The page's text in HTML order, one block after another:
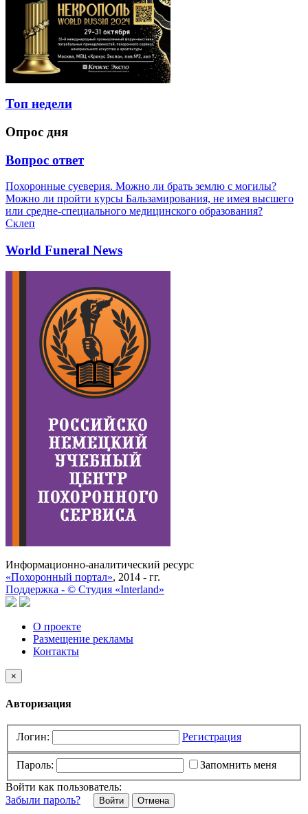
Топ недели
Опрос дня
Вопрос ответ
Похоронные суеверия. Можно ли брать землю с могилы?
Можно ли пройти курсы Бальзамирования, не имея высшего
или средне-специального медицинского образования?
Склеп
World Funeral News
Информационно-аналитический ресурс
«Похоронный портал», 2014 - гг.
Поддержка - © Cтудия «Interland»
О проекте
Размещение рекламы
Контакты
×
Авторизация
Логин: Регистрация
Пароль:
Запомнить меня
Войти как пользователь:
Забыли пароль?
Отмена